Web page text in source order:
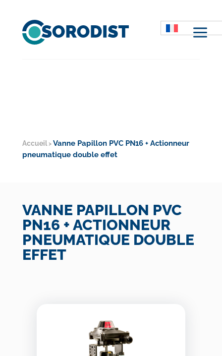
M
Accueil> Vanne Papillon PVC PN16 + Actionneur
pneumatique double effet
VANNE PAPILLON PVC
PN16 + ACTIONNEUR
PNEUMATIQUE DOUBLE
EFFET